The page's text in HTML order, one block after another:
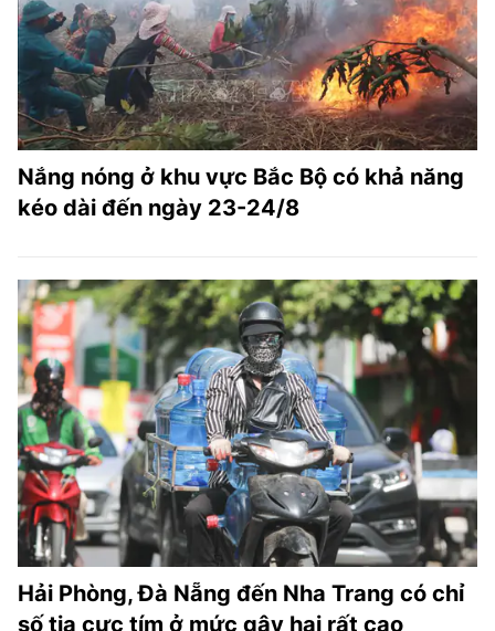
Nắng nóng ở khu vực Bắc Bộ có khả năng
kéo dài đến ngày 23-24/8
Hải Phòng, Đà Nẵng đến Nha Trang có chỉ
số tia cực tím ở mức gây hại rất cao